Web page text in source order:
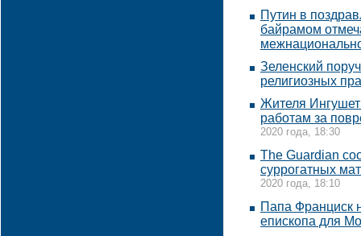
Путин в
байрамом
Зеленский
религиозных
Жителя
работам за
2020 года, 18:30
The Guardian
суррогатных
2020 года, 18:10
Папа Франциск
епископа для